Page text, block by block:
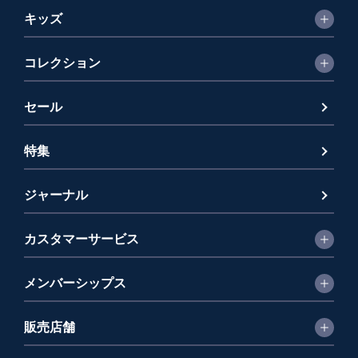
キッズ
コレクション
セール
特集
ジャーナル
カスタマーサービス
メンバーシップス
販売店舗